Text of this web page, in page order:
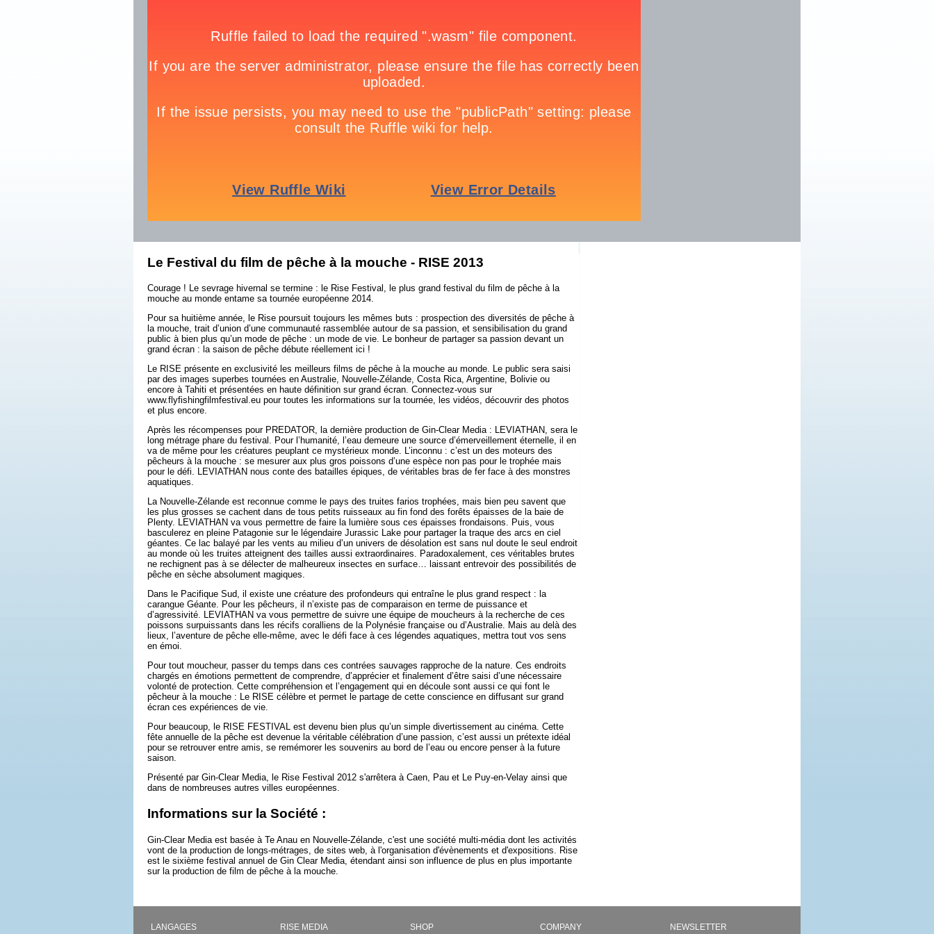
Le Festival du film de pêche à la mouche - RISE 2013
Courage ! Le sevrage hivernal se termine : le Rise Festival, le plus grand festival du film de pêche à la
mouche au monde entame sa tournée européenne 2014.
Pour sa huitième année, le Rise poursuit toujours les mêmes buts : prospection des diversités de pêche à
la mouche, trait d’union d’une communauté rassemblée autour de sa passion, et sensibilisation du grand
public à bien plus qu’un mode de pêche : un mode de vie. Le bonheur de partager sa passion devant un
grand écran : la saison de pêche débute réellement ici !
Le RISE présente en exclusivité les meilleurs films de pêche à la mouche au monde. Le public sera saisi
par des images superbes tournées en Australie, Nouvelle-Zélande, Costa Rica, Argentine, Bolivie ou
encore à Tahiti et présentées en haute définition sur grand écran. Connectez-vous sur
www.flyfishingfilmfestival.eu pour toutes les informations sur la tournée, les vidéos, découvrir des photos
et plus encore.
Après les récompenses pour PREDATOR, la dernière production de Gin-Clear Media : LEVIATHAN, sera le
long métrage phare du festival. Pour l’humanité, l’eau demeure une source d’émerveillement éternelle, il en
va de même pour les créatures peuplant ce mystérieux monde. L’inconnu : c’est un des moteurs des
pêcheurs à la mouche : se mesurer aux plus gros poissons d’une espèce non pas pour le trophée mais
pour le défi. LEVIATHAN nous conte des batailles épiques, de véritables bras de fer face à des monstres
aquatiques.
La Nouvelle-Zélande est reconnue comme le pays des truites farios trophées, mais bien peu savent que
les plus grosses se cachent dans de tous petits ruisseaux au fin fond des forêts épaisses de la baie de
Plenty. LEVIATHAN va vous permettre de faire la lumière sous ces épaisses frondaisons. Puis, vous
basculerez en pleine Patagonie sur le légendaire Jurassic Lake pour partager la traque des arcs en ciel
géantes. Ce lac balayé par les vents au milieu d’un univers de désolation est sans nul doute le seul endroit
au monde où les truites atteignent des tailles aussi extraordinaires. Paradoxalement, ces véritables brutes
ne rechignent pas à se délecter de malheureux insectes en surface… laissant entrevoir des possibilités de
pêche en sèche absolument magiques.
Dans le Pacifique Sud, il existe une créature des profondeurs qui entraîne le plus grand respect : la
carangue Géante. Pour les pêcheurs, il n’existe pas de comparaison en terme de puissance et
d’agressivité. LEVIATHAN va vous permettre de suivre une équipe de moucheurs à la recherche de ces
poissons surpuissants dans les récifs coralliens de la Polynésie française ou d’Australie. Mais au delà des
lieux, l’aventure de pêche elle-même, avec le défi face à ces légendes aquatiques, mettra tout vos sens
en émoi.
Pour tout moucheur, passer du temps dans ces contrées sauvages rapproche de la nature. Ces endroits
chargés en émotions permettent de comprendre, d’apprécier et finalement d’être saisi d’une nécessaire
volonté de protection. Cette compréhension et l’engagement qui en découle sont aussi ce qui font le
pêcheur à la mouche : Le RISE célèbre et permet le partage de cette conscience en diffusant sur grand
écran ces expériences de vie.
Pour beaucoup, le RISE FESTIVAL est devenu bien plus qu’un simple divertissement au cinéma. Cette
fête annuelle de la pêche est devenue la véritable célébration d’une passion, c’est aussi un prétexte idéal
pour se retrouver entre amis, se remémorer les souvenirs au bord de l’eau ou encore penser à la future
saison.
Présenté par Gin-Clear Media, le Rise Festival 2012 s'arrêtera à Caen, Pau et Le Puy-en-Velay ainsi que
dans de nombreuses autres villes européennes.
Informations sur la Société :
Gin-Clear Media est basée à Te Anau en Nouvelle-Zélande, c'est une société multi-média dont les activités
vont de la production de longs-métrages, de sites web, à l'organisation d'évènements et d'expositions. Rise
est le sixième festival annuel de Gin Clear Media, étendant ainsi son influence de plus en plus importante
sur la production de film de pêche à la mouche.
LANGAGES RISE MEDIA SHOP COMPANY NEWSLETTER